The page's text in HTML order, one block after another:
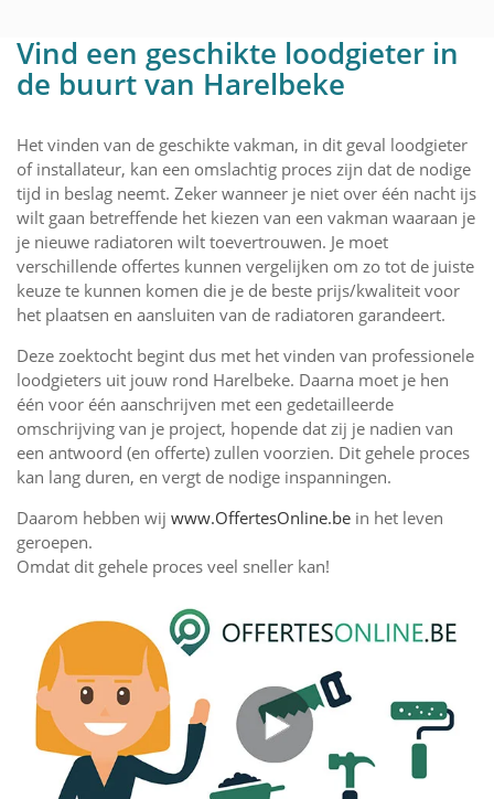
Vind een geschikte loodgieter in
de buurt van Harelbeke
Het vinden van de geschikte vakman, in dit geval loodgieter
of installateur, kan een omslachtig proces zijn dat de nodige
tijd in beslag neemt. Zeker wanneer je niet over één nacht ijs
wilt gaan betreffende het kiezen van een vakman waaraan je
je nieuwe radiatoren wilt toevertrouwen. Je moet
verschillende offertes kunnen vergelijken om zo tot de juiste
keuze te kunnen komen die je de beste prijs/kwaliteit voor
het plaatsen en aansluiten van de radiatoren garandeert.
Deze zoektocht begint dus met het vinden van professionele
loodgieters uit jouw rond Harelbeke. Daarna moet je hen
één voor één aanschrijven met een gedetailleerde
omschrijving van je project, hopende dat zij je nadien van
een antwoord (en offerte) zullen voorzien. Dit gehele proces
kan lang duren, en vergt de nodige inspanningen.
Daarom hebben wij www.OffertesOnline.be in het leven
geroepen.
Omdat dit gehele proces veel sneller kan!